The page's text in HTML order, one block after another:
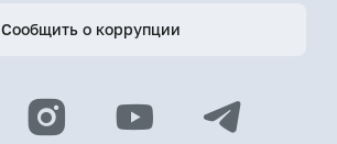
Сообщить о коррупции